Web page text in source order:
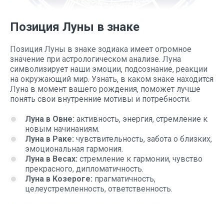
Позиция Луны в знаке
Позиция Луны в знаке зодиака имеет огромное
значение при астрологическом анализе. Луна
символизирует наши эмоции, подсознание, реакции
на окружающий мир. Узнать, в каком знаке находится
Луна в момент вашего рождения, поможет лучше
понять свои внутренние мотивы и потребности.
Луна в Овне: активность, энергия, стремление к
новым начинаниям.
Луна в Раке: чувствительность, забота о близких,
эмоциональная гармония.
Луна в Весах: стремление к гармонии, чувство
прекрасного, дипломатичность.
Луна в Козероге: прагматичность,
целеустремленность, ответственность.